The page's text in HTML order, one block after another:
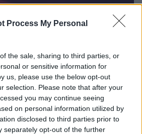
Process My Personal
the sale, sharing to third parties, or
or sensitive information for
us, please use the below opt-out
selection. Please note that after your
you may continue seeing
on personal information utilized by
disclosed to third parties prior to
separately opt-out of the further